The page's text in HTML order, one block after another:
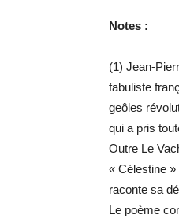
Notes :
(1) Jean-
fabuliste
geôles
qui a pris
Outre Le
« Célestine »
raconte sa
Le poème